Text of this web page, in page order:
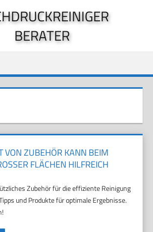
BERATER
VON ZUBEHÖR KANN BEIM
FLÄCHEN HILFREICH S
Zubehör für die effiziente Reinigung
und Produkte für optimale Ergebnisse.